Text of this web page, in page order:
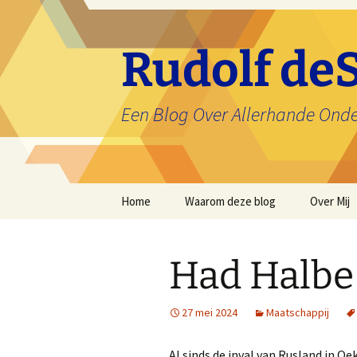
inhoud
Rudolf
Een Blog Over Allerhande
Home Waarom deze blog Over Mij
Had
27 mei 2024 Maatschappij